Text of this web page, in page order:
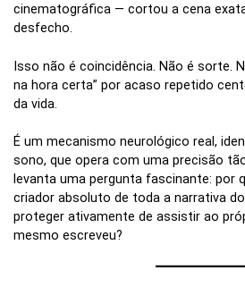
cinematográfica — cortou a cena
desfecho.
Isso não é coincidência. Não é sorte.
na hora certa” por acaso repetido
da vida.
É um mecanismo neurológico real,
sono, que opera com uma precisão
levanta uma pergunta fascinante: por
criador absoluto de toda a narrativa
proteger ativamente de assistir ao
mesmo escreveu?